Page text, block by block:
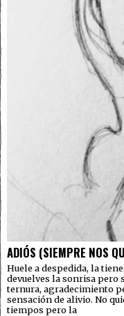
ADIÓS (SIEMPRE NOS
Huele a despedida, la
devuelves la sonrisa pero
ternura, agradecimiento
sensación de alivio. No
tiempos pero la